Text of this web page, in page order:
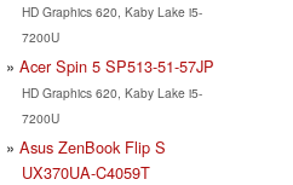
HD Graphics 620, Kaby Lake i5-
7200U
Acer Spin 5 SP513-51-57JP
HD Graphics 620, Kaby Lake i5-
7200U
Asus ZenBook Flip S
UX370UA-C4059T